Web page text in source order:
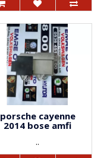
porsche cayenne
2014 bose amfi
..